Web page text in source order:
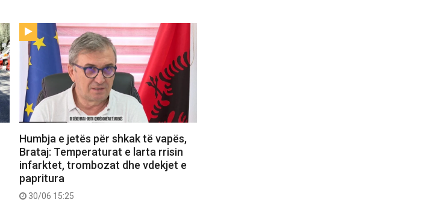
Humbja e jetës për shkak të vapës,
Brataj: Temperaturat e larta rrisin
infarktet, trombozat dhe vdekjet e
papritura
30/06 15:25